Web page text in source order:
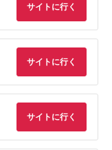
サイトに行く
サイトに行く
サイトに行く